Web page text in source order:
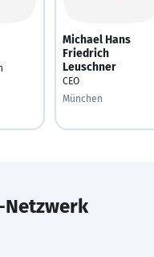
Michael Hans
Friedrich
Leuschner
CEO
München
Netzwerk